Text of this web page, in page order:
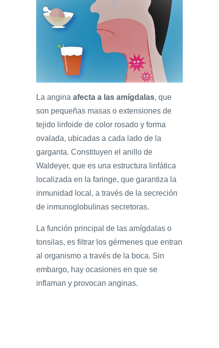
La angina afecta a las amígdalas, que
son pequeñas masas o extensiones de
tejido linfoide de color rosado y forma
ovalada, ubicadas a cada lado de la
garganta. Constituyen el anillo de
Waldeyer, que es una estructura linfática
localizada en la faringe, que garantiza la
inmunidad local, a través de la secreción
de inmunoglobulinas secretoras.
La función principal de las amígdalas o
tonsilas, es filtrar los gérmenes que entran
al organismo a través de la boca. Sin
embargo, hay ocasiones en que se
inflaman y provocan anginas.